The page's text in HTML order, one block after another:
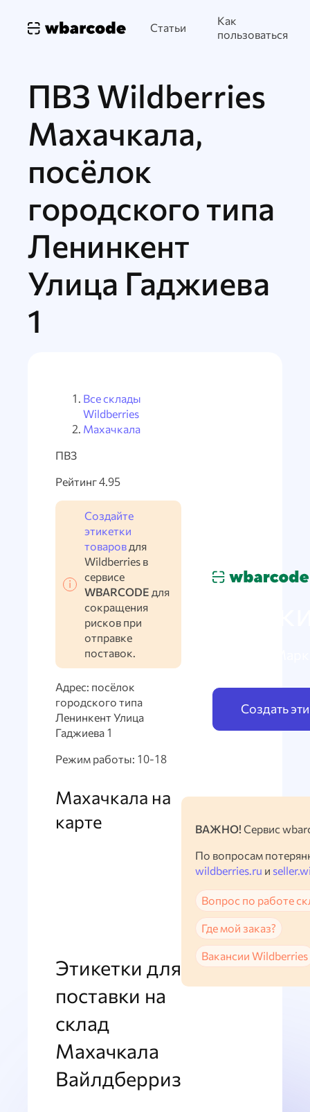
Статьи
Как
пользоваться
ПВЗ Wildberries
Махачкала,
посёлок
городского типа
Ленинкент
Улица Гаджиева
1
Все склады
Wildberries
Махачкала
ПВЗ
Рейтинг 4.95
Создайте
этикетки
товаров для
Wildberries в
сервисе
WBARCODE для
сокращения
рисков при
отправке
поставок.
Адрес: посёлок
городского типа
Ленинкент Улица
Гаджиева 1
Режим работы: 10-18
Махачкала на
карте
Этикетки для
поставки на
склад
Махачкала
Вайлдберриз
Создать
ВАЖНО! Сервис
По вопросам
wildberries.ru и
Вопрос по работе
Где мой заказ?
Вакансии Wildberries